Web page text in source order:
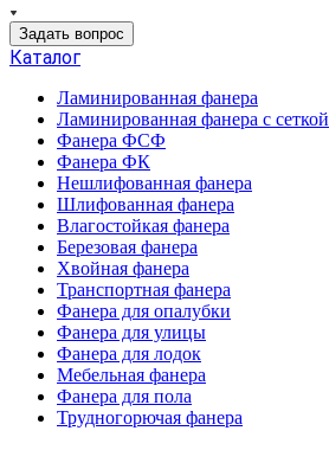
Задать вопрос
Каталог
Ламинированная фанера
Ламинированная фанера с сеткой
Фанера ФСФ
Фанера ФК
Нешлифованная фанера
Шлифованная фанера
Влагостойкая фанера
Березовая фанера
Хвойная фанера
Транспортная фанера
Фанера для опалубки
Фанера для улицы
Фанера для лодок
Мебельная фанера
Фанера для пола
Трудногорючая фанера